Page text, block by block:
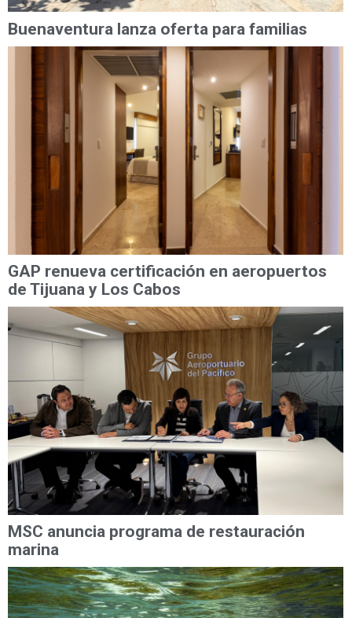
Buenaventura lanza oferta para familias
GAP renueva certificación en aeropuertos
de Tijuana y Los Cabos
MSC anuncia programa de restauración
marina